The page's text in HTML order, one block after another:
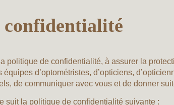
politique de confidentialité, à assurer la
équipes d’optométristes, d’opticiens,
de communiquer avec vous et de donner
suit la politique de confidentialité suivante :